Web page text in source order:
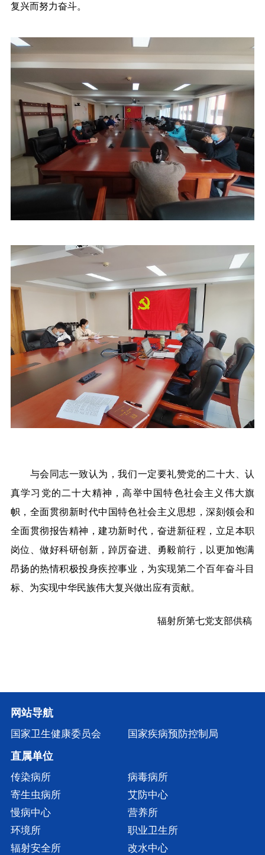
复兴而努力奋斗。
与会同志一致认为，我们一定要礼赞党的二十大、认
真学习党的二十大精神，高举中国特色社会主义伟大旗
帜，全面贯彻新时代中国特色社会主义思想，深刻领会和
全面贯彻报告精神，建功新时代，奋进新征程，立足本职
岗位、做好科研创新，踔厉奋进、勇毅前行，以更加饱满
昂扬的热情积极投身疾控事业，为实现第二个百年奋斗目
标、为实现中华民族伟大复兴做出应有贡献。
辐射所第七党支部供稿
网站导航
国家卫生健康委员会 国家疾病预防控制局
直属单位
传染病所
病毒病所
寄生虫病所
艾防中心
慢病中心
营养所
环境所
职业卫生所
辐射安全所
改水中心